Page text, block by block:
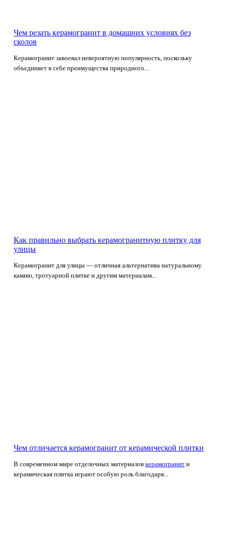
Чем резать керамогранит в домашних условиях без
сколов
Керамогранит завоевал невероятную популярность, поскольку
объединяет в себе преимущества природного...
Как правильно выбрать керамогранитную плитку для
улицы
Керамогранит для улицы — отличная альтернатива натуральному
камню, тротуарной плитке и другим материалам...
Чем отличается керамогранит от керамической плитки
В современном мире отделочных материалов керамогранит и
керамическая плитка играют особую роль благодаря...